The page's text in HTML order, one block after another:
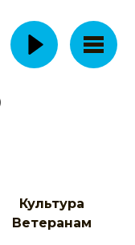
Культура
Ветеранам